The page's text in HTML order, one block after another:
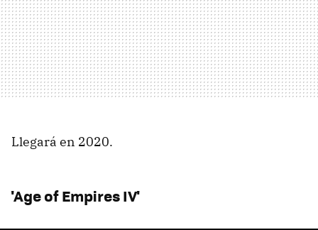
Llegará en 2020.
'Age of Empires IV'